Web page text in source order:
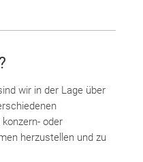
wir in der Lage über
oder
herzustellen und zu